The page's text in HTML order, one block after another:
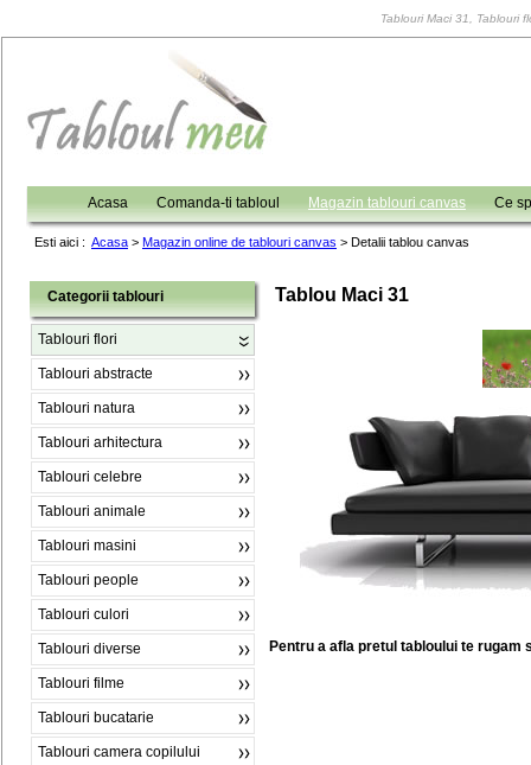
Tablouri Maci 31, Tablouri
Acasa Comanda-ti tabloul Magazin tablouri canvas Ce
Esti aici : Acasa > Magazin online de tablouri canvas > Detalii tablou canvas
Categorii tablouri
Tablouri flori
Tablouri abstracte
Tablouri natura
Tablouri arhitectura
Tablouri celebre
Tablouri animale
Tablouri masini
Tablouri people
Tablouri culori
Tablouri diverse
Tablouri filme
Tablouri bucatarie
Tablouri camera copilului
Tablou Maci 31
Pentru a afla pretul tabloului te rugam